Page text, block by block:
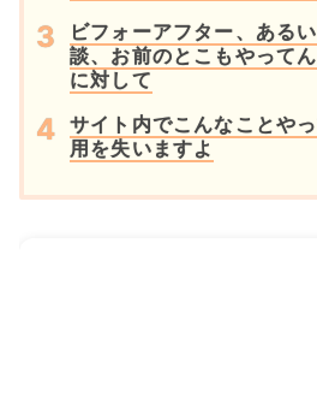
ビフォーアフター、ある
談、お前のとこもやって
に対して
サイト内でこんなことや
用を失いますよ